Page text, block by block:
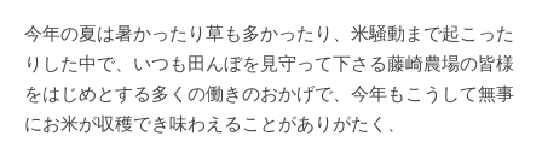
今年の夏は暑かったり草も多かったり、米騒動まで起こった
りした中で、いつも田んぼを見守って下さる藤崎農場の皆様
をはじめとする多くの働きのおかげで、今年もこうして無事
にお米が収穫でき味わえることがありがたく、